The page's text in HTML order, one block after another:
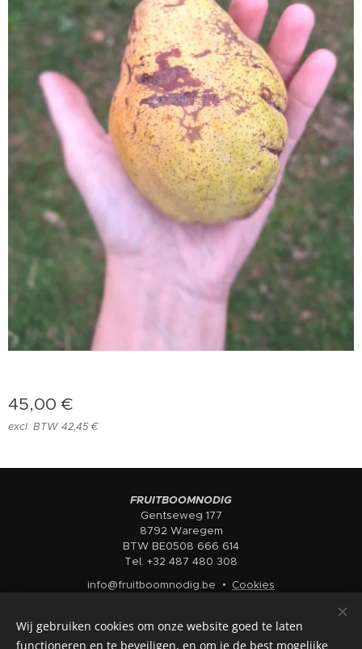
45,00 €
excl. BTW 42,45 €
FRUITBOOMNODIG
Gentseweg 177
8792 Waregem
BTW BE0508 666 614
Tel. +32 487 480 308
info@fruitboomnodig.be
Cookies
English
Wij gebruiken cookies om onze website goed te laten
functioneren en te beveiligen, en om je de best mogelijke